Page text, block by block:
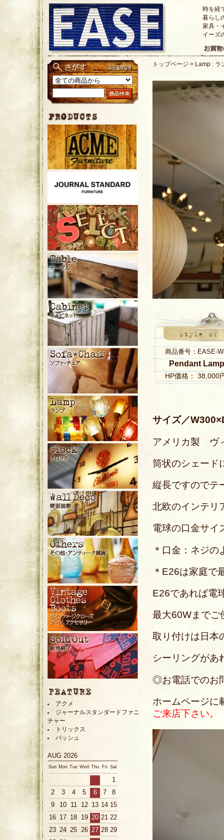
時を経
暮らし
家具・
イーズ
トップページ > Lamp : ラ
商品番号：EASE-
Pendant Lamp
HP価格： 38,000
サイズ／
アメリカ製 ヴ
筒状のシェード
縦長ですのでテ
北欧のインテリ
電球の口金サイ
＊口金：ネジ
＊E26は家庭で
E26であれば電
最大60Wまでご
取り付けは日本
シーリングがあ
◎お電話でのお
ホームページに
ご来店下さい。
アクメ
ジャーナルスタンダードファニ
チャー
トリックス
バッシュ
AUG 2026
Sun Mon Tue Wed Thu Fri Sat
1
2
3 4 5 6 7
8
9
10 11 12 13 14 15
16 17 18 19 20 21 22
23 24 25 26 27 28 29